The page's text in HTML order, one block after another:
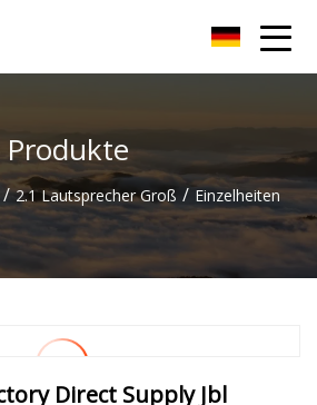
Produkte
/ 2.1 Lautsprecher Groß / Einzelheiten
Direct Supply Jbl